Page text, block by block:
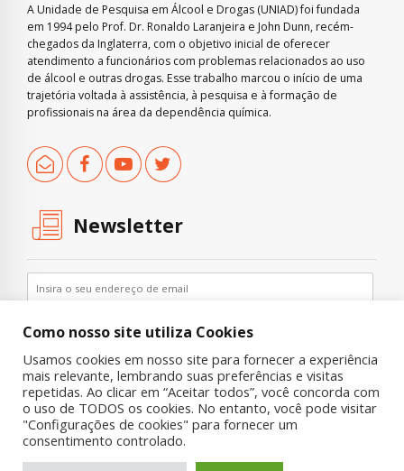
A Unidade de Pesquisa em Álcool e Drogas (UNIAD) foi fundada
em 1994 pelo Prof. Dr. Ronaldo Laranjeira e John Dunn, recém-
chegados da Inglaterra, com o objetivo inicial de oferecer
atendimento a funcionários com problemas relacionados ao uso
de álcool e outras drogas. Esse trabalho marcou o início de uma
trajetória voltada à assistência, à pesquisa e à formação de
profissionais na área da dependência química.
Newsletter
Copyright © 2019 UNIAD – Unidade de Pesquisa em Álcool e Drogas
Como nosso site utiliza Cookies
Usamos cookies em nosso site para fornecer a experiência
mais relevante, lembrando suas preferências e visitas
repetidas. Ao clicar em “Aceitar todos”, você concorda com
o uso de TODOS os cookies. No entanto, você pode visitar
"Configurações de cookies" para fornecer um
consentimento controlado.